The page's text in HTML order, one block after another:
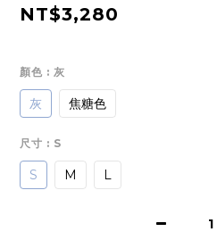
NT$3,280
顏色 : 灰
灰 焦糖色
尺寸 : S
S M L